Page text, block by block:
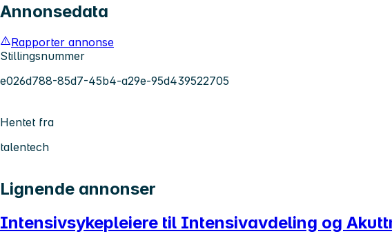
Annonsedata
Rapporter annonse
Stillingsnummer
e026d788-85d7-45b4-a29e-95d439522705
Hentet fra
talentech
Lignende annonser
Intensivsykepleiere til Intensivavdeling og